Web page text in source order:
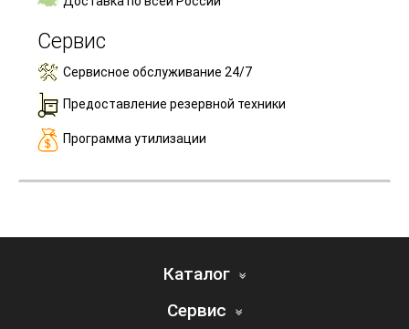
Сервис
Сервисное обслуживание 24/7
Предоставление резервной техники
Программа утилизации
Каталог
Сервис